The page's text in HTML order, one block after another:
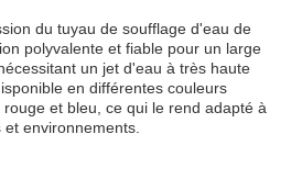
du tuyau de soufflage d'eau de
polyvalente et fiable pour un large
un jet d'eau à très haute
en différentes couleurs
et bleu, ce qui le rend adapté à
environnements.